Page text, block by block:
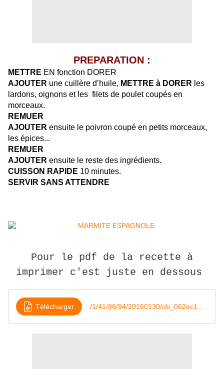
PREPARATION :
METTRE EN fonction DORER
AJOUTER une cuillère d’huile, METTRE à DORER les
lardons, oignons et les filets de poulet coupés en
morceaux.
REMUER
AJOUTER ensuite le poivron coupé en petits morceaux,
les épices...
REMUER
AJOUTER ensuite le reste des ingrédients.
CUISSON RAPIDE 10 minutes.
SERVIR SANS ATTENDRE
Pour le pdf de la recette à
imprimer c'est juste en dessous
Télécharger